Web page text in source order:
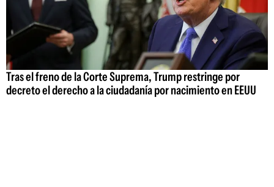
Tras el freno de la Corte Suprema, Trump restringe por
decreto el derecho a la ciudadanía por nacimiento en EEUU